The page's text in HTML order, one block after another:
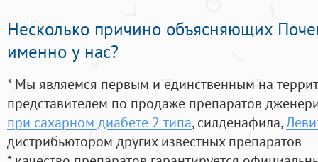
Несколько причино объясняющих
именно у нас?
* Мы являемся первым и единственным на
представителем по продаже препаратов
при сахарном диабете 2 типа, силденафила,
дистрибьютором других известных препаратов